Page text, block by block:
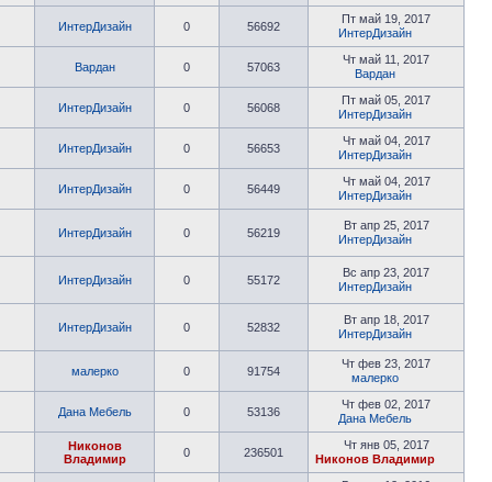
ИнтерДизайн 0 56692
Пт май 19, 2017
ИнтерДизайн
Вардан 0 57063
Чт май 11, 2017
Вардан
ИнтерДизайн 0 56068
Пт май 05, 2017
ИнтерДизайн
ИнтерДизайн 0 56653
Чт май 04, 2017
ИнтерДизайн
ИнтерДизайн 0 56449
Чт май 04, 2017
ИнтерДизайн
ИнтерДизайн 0 56219
Вт апр 25, 2017
ИнтерДизайн
ИнтерДизайн 0 55172
Вс апр 23, 2017
ИнтерДизайн
ИнтерДизайн 0 52832
Вт апр 18, 2017
ИнтерДизайн
малерко 0 91754
Чт фев 23, 2017
малерко
Дана Мебель 0 53136
Чт фев 02, 2017
Дана Мебель
Никонов
Владимир
0 236501
Чт янв 05, 2017
Никонов Владимир